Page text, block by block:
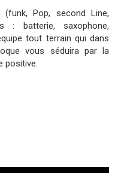
Pop, second Line,
: batterie, saxophone,
tout terrain qui dans
vous séduira par la
positive.